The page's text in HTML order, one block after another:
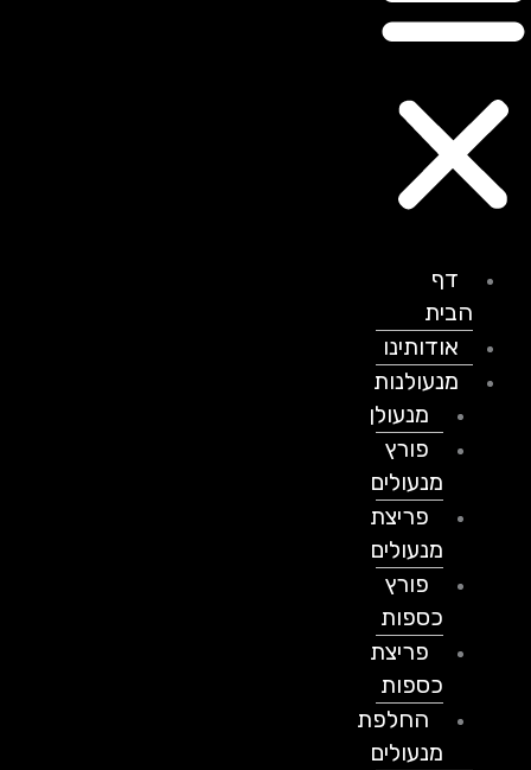
דף
הבית
אודותינו
מנעולנות
מנעולן
פורץ
מנעולים
פריצת
מנעולים
פורץ
כספות
פריצת
כספות
החלפת
מנעולים